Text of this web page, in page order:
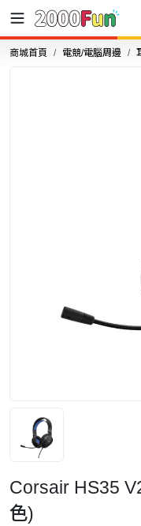
商城首頁 電競/電腦周邊
Corsair HS35
色)